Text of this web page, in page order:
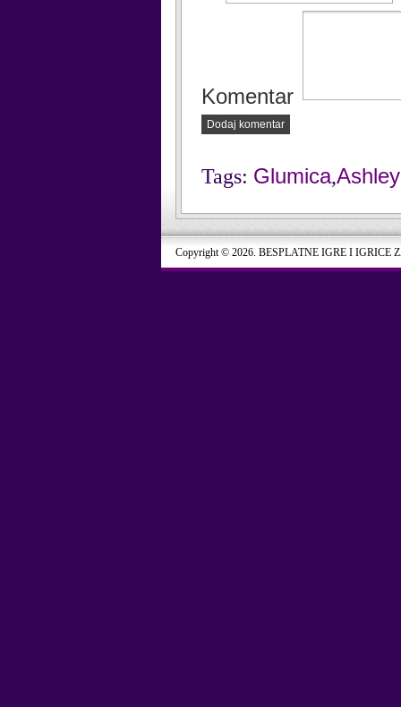
Komentar
Dodaj komentar
Tags: Glumica,Ashley
Copyright © 2026. BESPLATNE IGRE I IGRICE